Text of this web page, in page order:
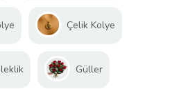
Çelik Kolye
Güller